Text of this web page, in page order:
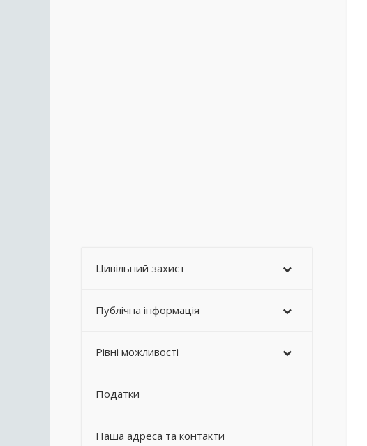
Цивільний захист
Публічна інформація
Рівні можливості
Податки
Наша адреса та контакти